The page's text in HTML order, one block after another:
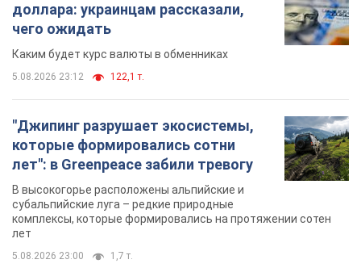
доллара: украинцам рассказали,
чего ожидать
Каким будет курс валюты в обменниках
5.08.2026 23:12 122,1 т.
"Джипинг разрушает экосистемы,
которые формировались сотни
лет": в Greenpeace забили тревогу
В высокогорье расположены альпийские и
субальпийские луга – редкие природные
комплексы, которые формировались на протяжении сотен
лет
5.08.2026 23:00 1,7 т.